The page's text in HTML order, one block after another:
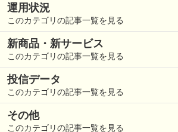
運用状況
このカテゴリの記事一覧を見る
新商品・新サービス
このカテゴリの記事一覧を見る
投信データ
このカテゴリの記事一覧を見る
その他
このカテゴリの記事一覧を見る